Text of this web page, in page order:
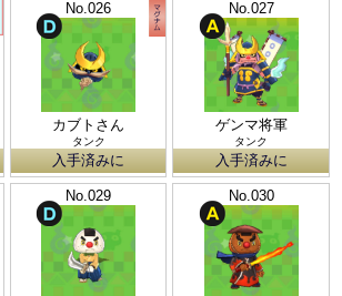
No.026
カブトさん
タンク
入手済みに
No.027
ゲンマ将軍
タンク
入手済みに
No.029 No.030